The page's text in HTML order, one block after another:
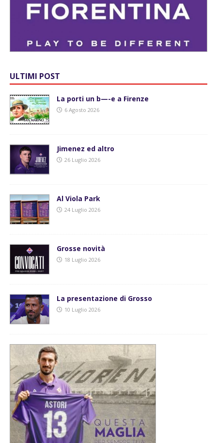
ULTIMI POST
La porti un b—-e a Firenze
6 Agosto 2026
Jimenez ed altro
26 Luglio 2026
Al Viola Park
24 Luglio 2026
Grosse novità
18 Luglio 2026
La presentazione di Grosso
10 Luglio 2026